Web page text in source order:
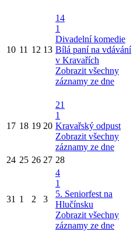
10 11 12 13
14
1
Divadelní komedie
Bílá paní na vdávání
v Kravařích
Zobrazit všechny
záznamy ze dne
17 18 19 20
21
1
Kravařský odpust
Zobrazit všechny
záznamy ze dne
24 25 26 27 28
31 1 2 3
4
1
5. Seniorfest na
Hlučínsku
Zobrazit všechny
záznamy ze dne